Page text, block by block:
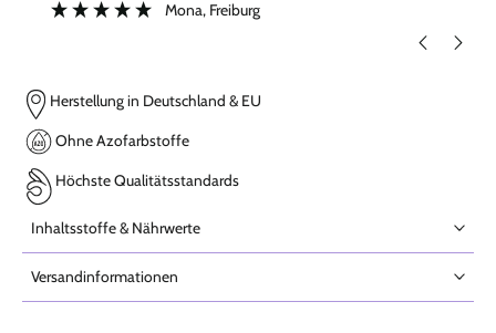
Mona, Freiburg
Herstellung in Deutschland & EU
Ohne Azofarbstoffe
Höchste Qualitätsstandards
Inhaltsstoffe & Nährwerte
Versandinformationen